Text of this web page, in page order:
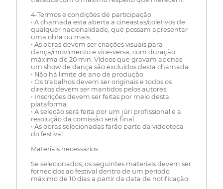
4-Termos e condições de participação
• A chamada está aberta a cineastas/coletivos de
qualquer nacionalidade, que possam apresentar
uma obra ou mais.
• As obras devem ser criações visuais para
dança/movimento e vice-versa, com duração
máxima de 20 min. Vídeos que gravam apenas
um show de dança são excluídos desta chamada.
• Não há limite de ano de produção
• Os trabalhos devem ser originais e todos os
direitos devem ser mantidos pelos autores.
• Inscrições devem ser feitas por meio desta
plataforma.
• A seleção será feita por um júri profissional e a
resolução da comissão será final.
• As obras selecionadas farão parte da videoteca
do festival.
Materiais necessários
Se selecionados, os seguintes materiais devem ser
fornecidos ao festival dentro de um período
máximo de 10 dias a partir da data de notificação: